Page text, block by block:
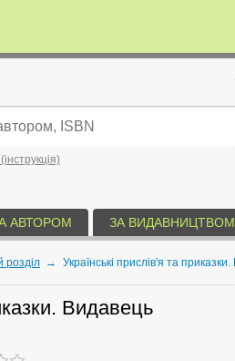
АВТОРОМ ЗА ВИДАВНИЦТВОМ
розділ → Українські прислів'я та
Видавець